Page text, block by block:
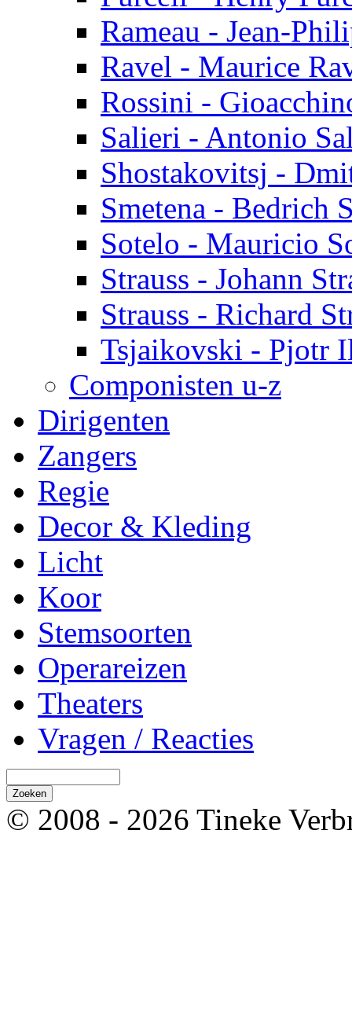
Rameau - Jean-
Ravel - Maurice
Rossini -
Salieri - Antonio
Shostakovitsj -
Smetena - Bedrich
Sotelo - Mauricio
Strauss - Johann
Strauss - Richard
Tsjaikovski - Pjotr
Componisten u-z
Dirigenten
Zangers
Regie
Decor & Kleding
Licht
Koor
Stemsoorten
Operareizen
Theaters
Vragen / Reacties
© 2008 - 2026 Tineke